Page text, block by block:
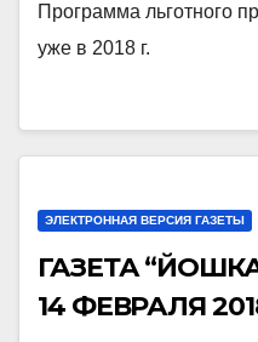
Программа льготного
уже в 2018 г.
ЭЛЕКТРОННАЯ ВЕРСИЯ ГАЗЕТЫ
ГАЗЕТА
14 ФЕВРАЛЯ